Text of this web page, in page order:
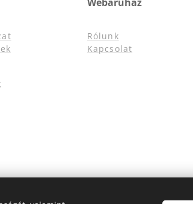
Rólunk
Kapcsolat